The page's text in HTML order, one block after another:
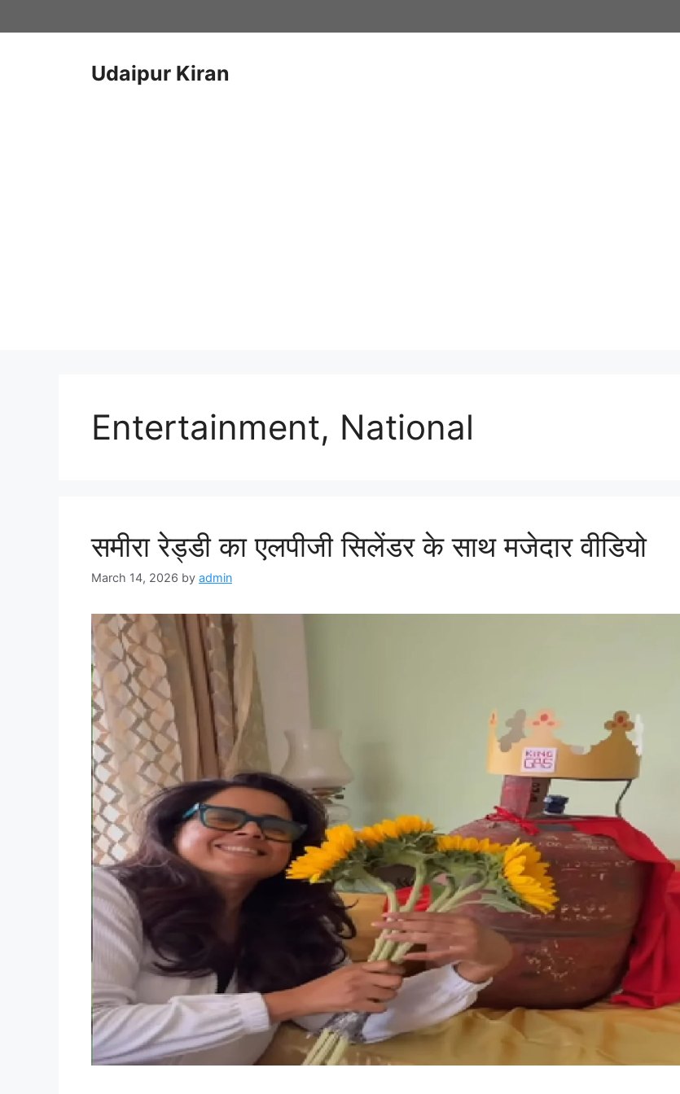
to
Udaipur Kiran
Entertainment, National
समीरा रेड्डी का एलपीजी सिलेंडर के साथ मजेदार वीडियो
March 14, 2026 by admin